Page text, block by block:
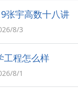
张宇高数十八讲
8/3
工程怎么样
8/1